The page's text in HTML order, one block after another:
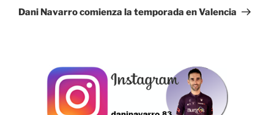
entrada
Dani Navarro comienza la temporada en Valencia